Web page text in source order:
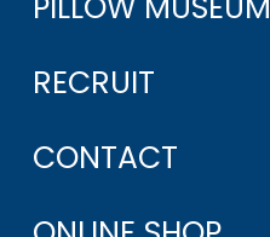
RECRUIT
CONTACT